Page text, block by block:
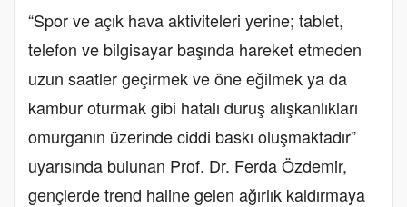
“Spor ve açık hava aktiviteleri yerine; tablet,
telefon ve bilgisayar başında hareket etmeden
uzun saatler geçirmek ve öne eğilmek ya da
kambur oturmak gibi hatalı duruş alışkanlıkları
omurganın üzerinde ciddi baskı oluşmaktadır”
uyarısında bulunan Prof. Dr. Ferda Özdemir,
gençlerde trend haline gelen ağırlık kaldırmaya